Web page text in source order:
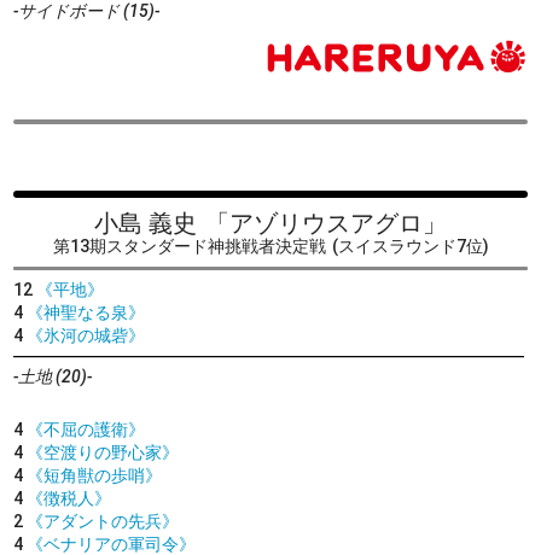
-サイドボード (15)-
小島 義史 「アゾリウスアグロ」
第13期スタンダード神挑戦者決定戦 (スイスラウンド7位)
12
《平地》
4
《神聖なる泉》
4
《氷河の城砦》
-土地 (20)-
4
《不屈の護衛》
4
《空渡りの野心家》
4
《短角獣の歩哨》
4
《徴税人》
2
《アダントの先兵》
4
《ベナリアの軍司令》